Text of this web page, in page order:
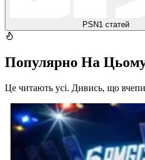
PSN1 статей
Популярно На
Це читають усі. Дивись, що